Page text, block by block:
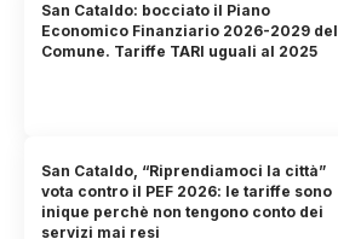
San Cataldo: bocciato il Piano
Economico Finanziario 2026-2029 del
Comune. Tariffe TARI uguali al 2025
San Cataldo, “Riprendiamoci la città”
vota contro il PEF 2026: le tariffe sono
inique perchè non tengono conto dei
servizi mai resi